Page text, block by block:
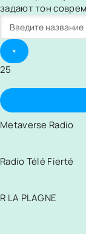
задают тон
×
25
Metaverse Radio
Radio Télé Fierté
R LA PLAGNE